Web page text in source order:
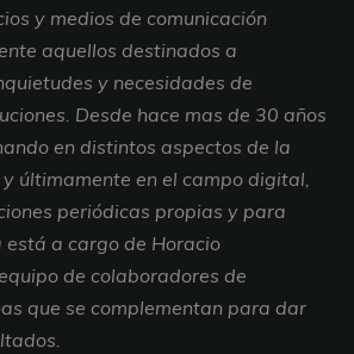
y medios de comunicación
aquellos destinados a
y necesidades de
Desde hace mas de 30 años
en distintos aspectos de la
últimamente en el campo digital,
periódicas propias y para
está a cargo de Horacio
de colaboradores de
que se complementan para dar